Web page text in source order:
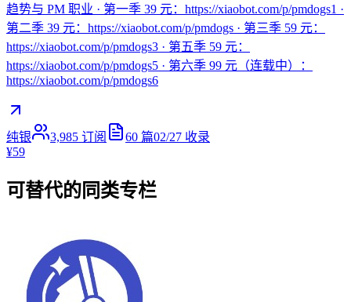
趋势与 PM 职业 · 第一季 39 元：https://xiaobot.com/p/pmdogs1 ·
第二季 39 元：https://xiaobot.com/p/pmdogs · 第三季 59 元：
https://xiaobot.com/p/pmdogs3 · 第五季 59 元：
https://xiaobot.com/p/pmdogs5 · 第六季 99 元（连载中）：
https://xiaobot.com/p/pmdogs6
纯银 3,985 订阅 60 篇02/27 收录
¥59
可替代的同类专栏